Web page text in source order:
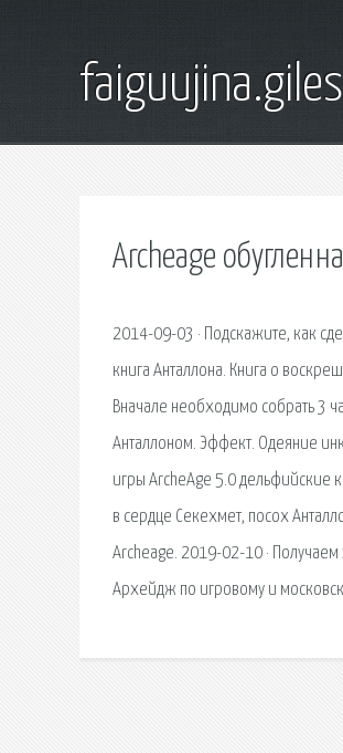
Archeage
2014-09-03 · Подскажите, как
книга Анталлона. Книга о
Вначале необходимо собрать 3
Анталлоном. Эффект. Одеяние
игры ArcheAge 5.0 дельфийские
в сердце Секехмет, посох
Archeage. 2019-02-10 · Получаем
Архейдж по игровому и